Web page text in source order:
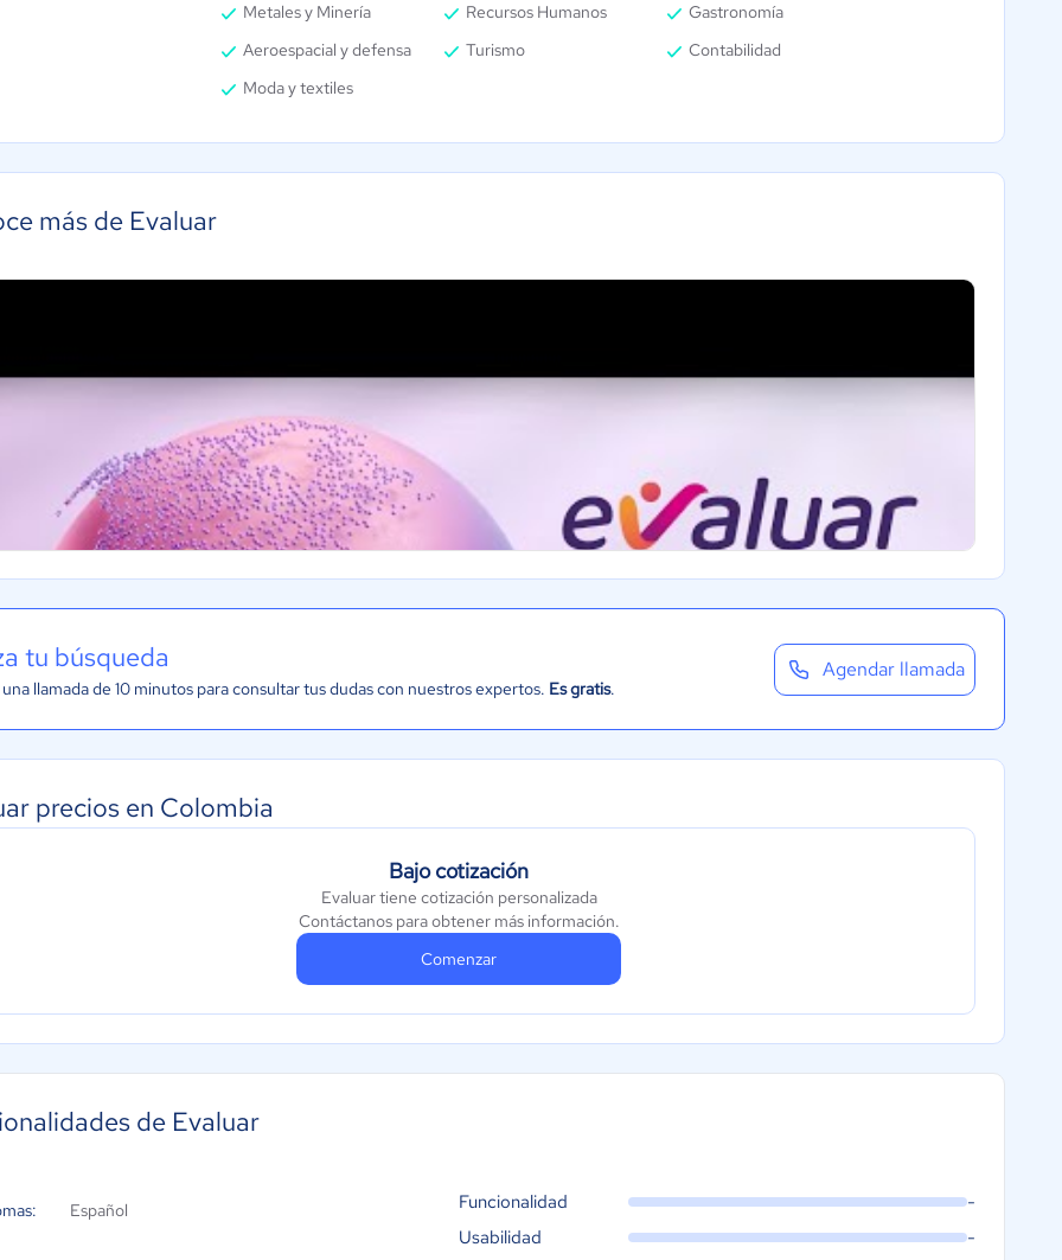
Metales y Minería
Recursos Humanos
Gastronomía
Aeroespacial y defensa
Turismo
Contabilidad
Moda y textiles
más de Evaluar
tu búsqueda
llamada de 10 minutos para consultar tus dudas con nuestros expertos. Es gratis.
Agendar llamada
precios en Colombia
Bajo cotización
Evaluar tiene cotización personalizada
Contáctanos para obtener más información.
Comenzar
de Evaluar
Español Funcionalidad
-
Usabilidad
-